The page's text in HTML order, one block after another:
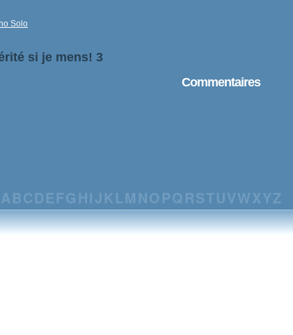
Solo
si je mens! 3
Commentaires
ABCDEFG HIJ KLM NO PQRSTUVWXYZ